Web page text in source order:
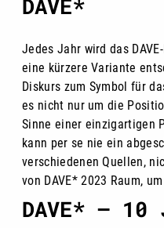
DAVE*
Jedes Jahr wird das
eine kürzere Variante
Diskurs zum Symbol für
es nicht nur um die
Sinne einer einzigartigen
kann per se nie ein
verschiedenen Quellen,
von DAVE* 2023 Raum,
DAVE* – 10